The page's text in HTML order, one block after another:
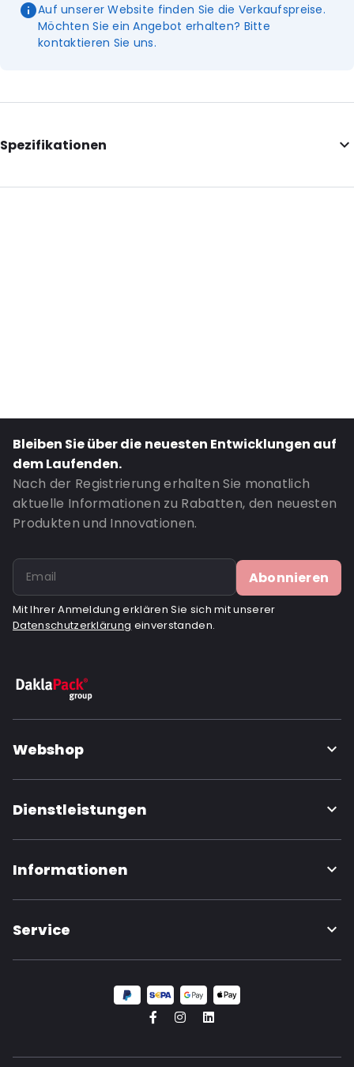
Auf unserer Website finden Sie die Verkaufspreise.
Möchten Sie ein Angebot erhalten? Bitte
kontaktieren Sie uns.
Spezifikationen
External Length: 445
Bleiben Sie über die neuesten Entwicklungen auf
dem Laufenden.
Nach der Registrierung erhalten Sie monatlich
aktuelle Informationen zu Rabatten, den neuesten
Produkten und Innovationen.
Abonnieren
Mit Ihrer Anmeldung erklären Sie sich mit unserer
Datenschutzerklärung einverstanden.
Webshop
Dienstleistungen
Informationen
Service